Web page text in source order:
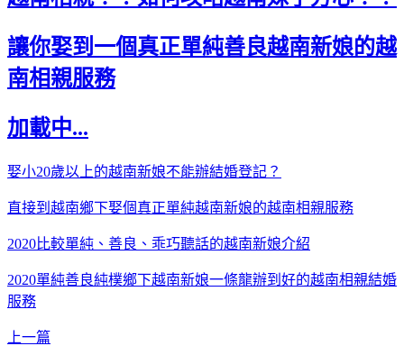
讓你娶到一個真正單純善良越南新娘的越
南相親服務
加載中...
娶小20歲以上的越南新娘不能辦結婚登記？
直接到越南鄉下娶個真正單純越南新娘的越南相親服務
2020比較單純、善良、乖巧聽話的越南新娘介紹
2020單純善良純樸鄉下越南新娘一條龍辦到好的越南相親結婚
服務
上一篇